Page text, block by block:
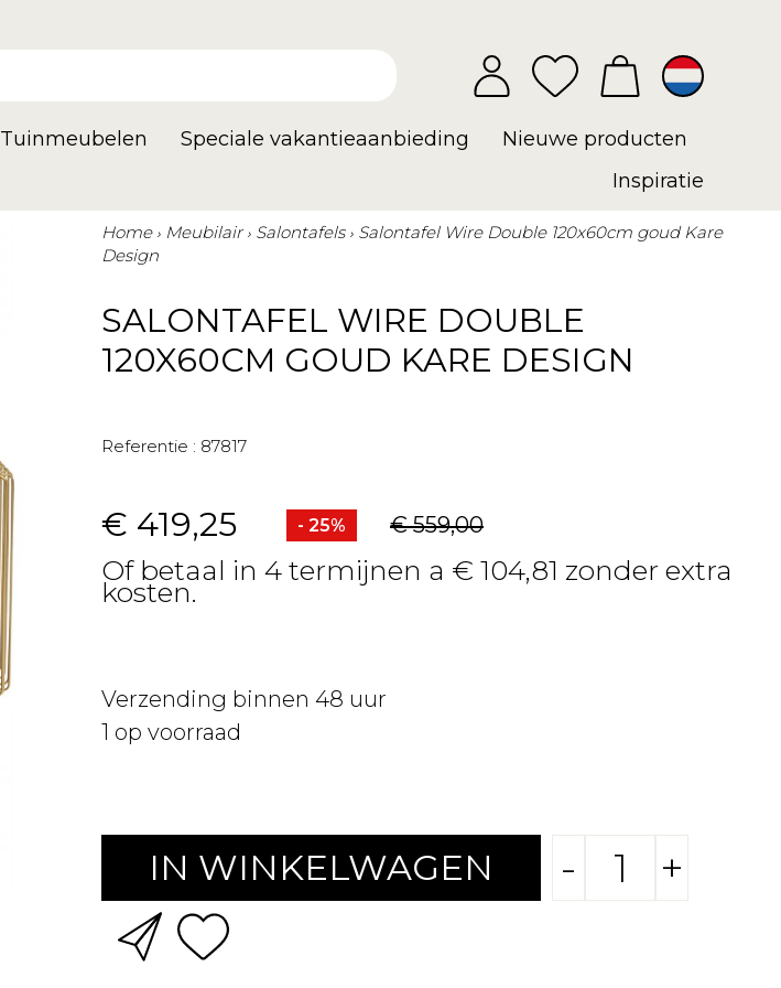
Tuinmeubelen Speciale vakantieaanbieding
Nieuwe producten
Inspiratie
Home Meubilair Salontafels
Salontafel Wire Double 120x60cm goud Kare
Design
SALONTAFEL WIRE DOUBLE
120X60CM GOUD KARE DESIGN
Referentie : 87817
€ 419,25 - 25% € 559,00
Of betaal in 4 termijnen a € 104,81 zonder extra
kosten.
Verzending binnen 48 uur
1 op voorraad
IN WINKELWAGEN - +